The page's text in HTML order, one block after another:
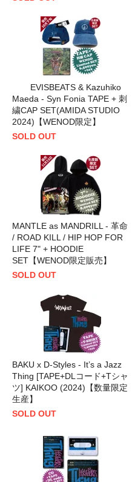
EVISBEATS & Kazuhiko
Maeda - Syn Fonia TAPE + 刺
繍CAP SET(AMIDA STUDIO
2024)【WENOD限定】
SOLD OUT
MANTLE as MANDRILL - 革命
/ ROAD KILL / HIP HOP FOR
LIFE 7" + HOODIE
SET【WENOD限定販売】
SOLD OUT
BAKU x D-Styles - It’s a Jazz
Thing [TAPE+DLコード+Tシャ
ツ] KAIKOO (2024)【数量限定
生産】
SOLD OUT